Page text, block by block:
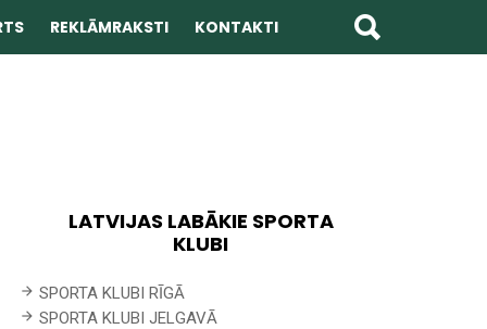
REKLĀMRAKSTI KONTAKTI
LATVIJAS LABĀKIE SPORTA
KLUBI
SPORTA KLUBI RĪGĀ
SPORTA KLUBI JELGAVĀ